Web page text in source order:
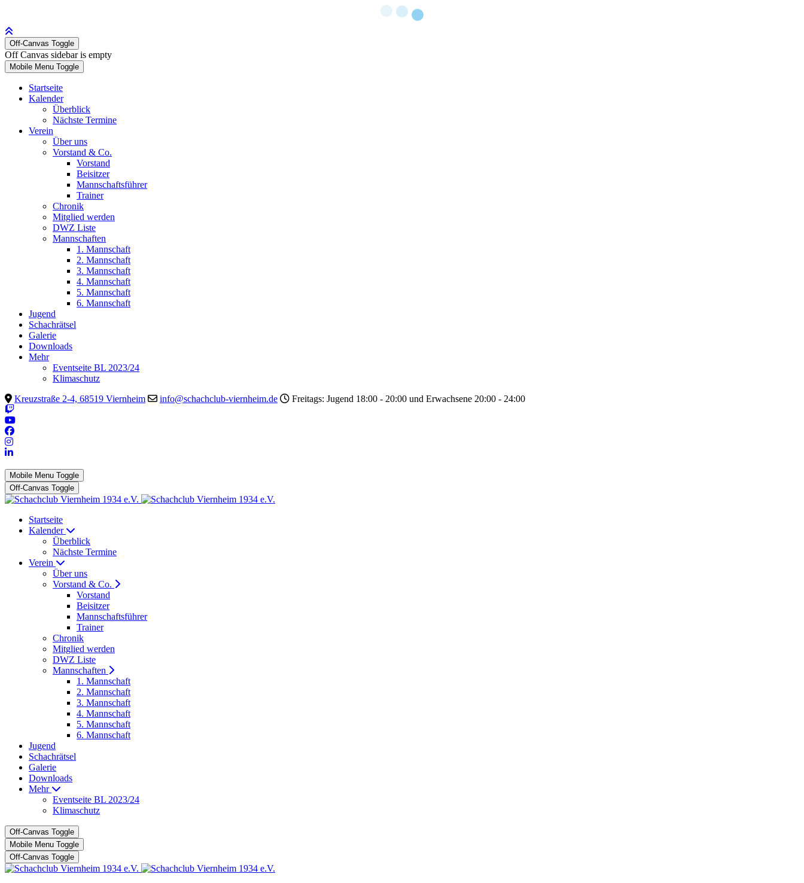
Off-Canvas Toggle
Off Canvas sidebar is empty
Mobile Menu Toggle
Startseite
Kalender
Überblick
Nächste Termine
Verein
Über uns
Vorstand & Co.
Vorstand
Beisitzer
Mannschaftsführer
Trainer
Chronik
Mitglied werden
DWZ Liste
Mannschaften
1. Mannschaft
2. Mannschaft
3. Mannschaft
4. Mannschaft
5. Mannschaft
6. Mannschaft
Jugend
Schachrätsel
Galerie
Downloads
Mehr
Eventseite BL 2023/24
Klimaschutz
Kreuzstraße 2-4, 68519 Viernheim
info@schachclub-viernheim.de Freitags: Jugend 18:00 - 20:00 und Erwachsene 20:00 - 24:00
Mobile Menu Toggle
Off-Canvas Toggle
Startseite
Kalender
Überblick
Nächste Termine
Verein
Über uns
Vorstand & Co.
Vorstand
Beisitzer
Mannschaftsführer
Trainer
Chronik
Mitglied werden
DWZ Liste
Mannschaften
1. Mannschaft
2. Mannschaft
3. Mannschaft
4. Mannschaft
5. Mannschaft
6. Mannschaft
Jugend
Schachrätsel
Galerie
Downloads
Mehr
Eventseite BL 2023/24
Klimaschutz
Off-Canvas Toggle
Mobile Menu Toggle
Off-Canvas Toggle